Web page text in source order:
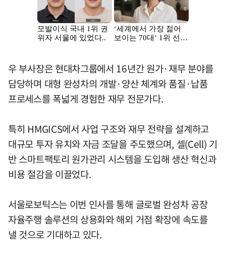
우 부사장은 현대차그룹에서 16년간 원가·재무 분야를
담당하며 대형 완성차의 개발·양산 체계와 품질·납품
프로세스를 폭넓게 경험한 재무 전문가다.
특히 HMGICS에서 사업 구조와 재무 전략을 설계하고
대규모 투자 유치와 자금 조달을 주도했으며, 셀(Cell) 기
반 스마트팩토리 원가관리 시스템을 도입해 생산 혁신과
비용 절감을 이끌었다.
서울로보틱스는 이번 인사를 통해 글로벌 완성차 공장
자율주행 솔루션의 상용화와 해외 거점 확장에 속도를
낼 것으로 기대하고 있다.